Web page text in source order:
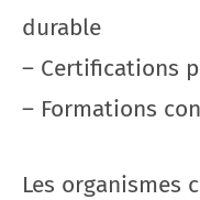
durable
– Certifications
– Formations
Les organismes